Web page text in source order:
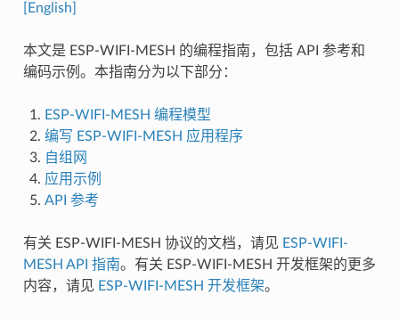
[English]
本文是 ESP-WIFI-MESH 的编程指南，包括 API 参考和
编码示例。本指南分为以下部分：
ESP-WIFI-MESH 编程模型
编写 ESP-WIFI-MESH 应用程序
自组网
应用示例
API 参考
有关 ESP-WIFI-MESH 协议的文档，请见 ESP-WIFI-
MESH API 指南。有关 ESP-WIFI-MESH 开发框架的更多
内容，请见 ESP-WIFI-MESH 开发框架。